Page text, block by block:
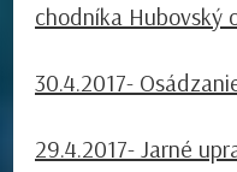
chodníka Hubovský
30.4.2017-
29.4.2017- Jarné